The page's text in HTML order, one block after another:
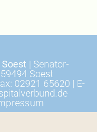
| Senator-
Soest
02921 65620 | E-